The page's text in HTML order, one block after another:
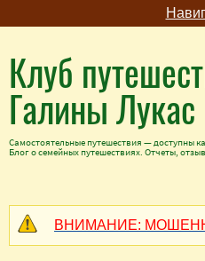
Клуб
Галины Лукас
Самостоятельные путешествия — доступны
Блог о семейных путешествиях. Отчеты,
ВНИМАНИЕ: